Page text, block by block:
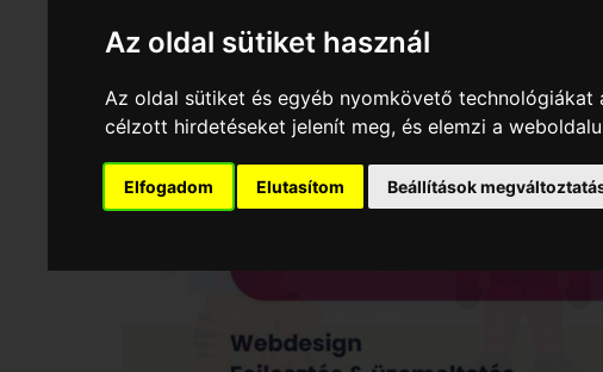
Az oldal sütiket használ
Az oldal sütiket és egyéb nyomkövető
célzott hirdetéseket jelenít meg, és elemzi a
Elfogadom Elutasítom Beállítások